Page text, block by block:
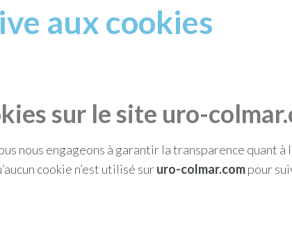
aux cookies
sur le site uro-
nous engageons à garantir la transparence quant
cookie n’est utilisé sururo-colmar.compour